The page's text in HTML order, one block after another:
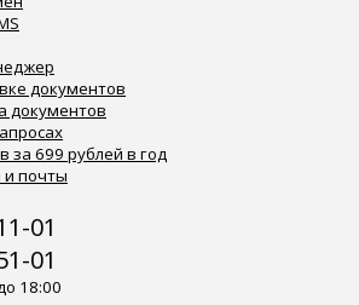
документов
документов
за 699 рублей в год
и почты
01
01
18:00